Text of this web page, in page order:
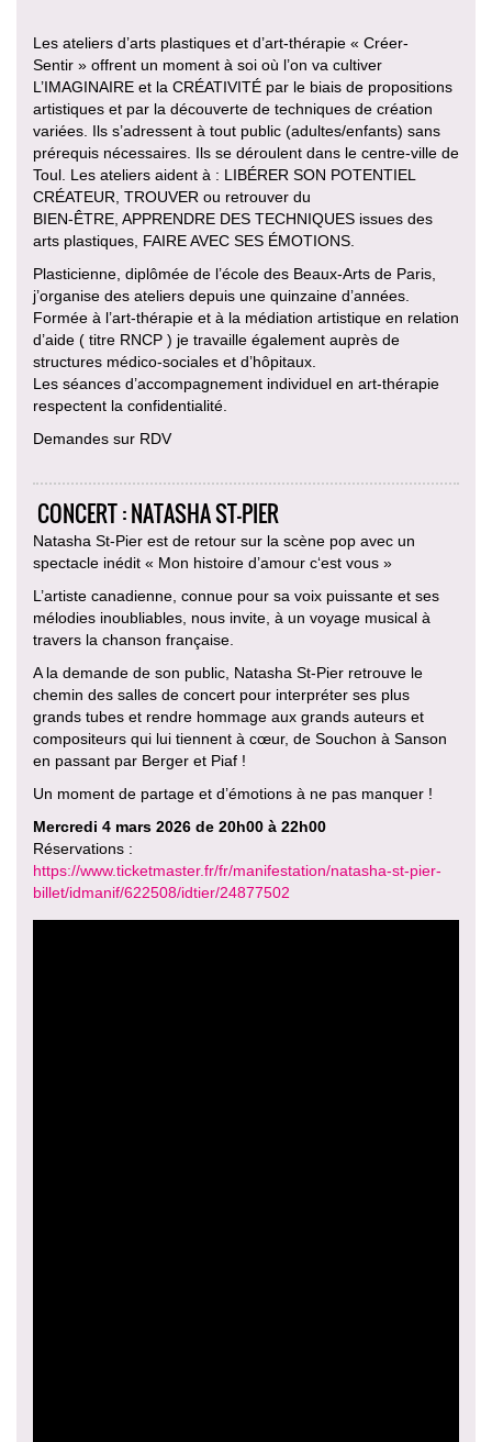
Les ateliers d’arts plastiques et d’art-thérapie « Créer-
Sentir » offrent un moment à soi où l’on va cultiver
L’IMAGINAIRE et la CRÉATIVITÉ par le biais de propositions
artistiques et par la découverte de techniques de création
variées. Ils s’adressent à tout public (adultes/enfants) sans
prérequis nécessaires. Ils se déroulent dans le centre-ville de
Toul. Les ateliers aident à : LIBÉRER SON POTENTIEL
CRÉATEUR, TROUVER ou retrouver du
BIEN-ÊTRE, APPRENDRE DES TECHNIQUES issues des
arts plastiques, FAIRE AVEC SES ÉMOTIONS.
Plasticienne, diplômée de l’école des Beaux-Arts de Paris,
j’organise des ateliers depuis une quinzaine d’années.
Formée à l’art-thérapie et à la médiation artistique en relation
d’aide ( titre RNCP ) je travaille également auprès de
structures médico-sociales et d’hôpitaux.
Les séances d’accompagnement individuel en art-thérapie
respectent la confidentialité.
Demandes sur RDV
CONCERT : NATASHA ST-PIER
Natasha St-Pier est de retour sur la scène pop avec un
spectacle inédit « Mon histoire d’amour c‘est vous »
L’artiste canadienne, connue pour sa voix puissante et ses
mélodies inoubliables, nous invite, à un voyage musical à
travers la chanson française.
A la demande de son public, Natasha St-Pier retrouve le
chemin des salles de concert pour interpréter ses plus
grands tubes et rendre hommage aux grands auteurs et
compositeurs qui lui tiennent à cœur, de Souchon à Sanson
en passant par Berger et Piaf !
Un moment de partage et d’émotions à ne pas manquer !
Mercredi 4 mars 2026 de 20h00 à 22h00
Réservations :
https://www.ticketmaster.fr/fr/manifestation/natasha-st-pier-
billet/idmanif/622508/idtier/24877502